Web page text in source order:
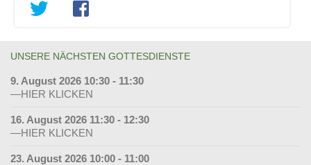
UNSERE NÄCHSTEN GOTTESDIENSTE
9. August 2026 10:30 - 11:30
—HIER KLICKEN
16. August 2026 11:30 - 12:30
—HIER KLICKEN
23. August 2026 10:00 - 11:00